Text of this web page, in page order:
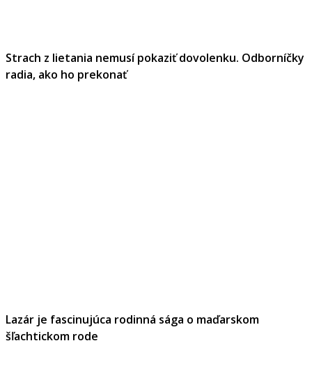
Strach z lietania nemusí pokaziť dovolenku. Odborníčky
radia, ako ho prekonať
Lazár je fascinujúca rodinná sága o maďarskom
šľachtickom rode